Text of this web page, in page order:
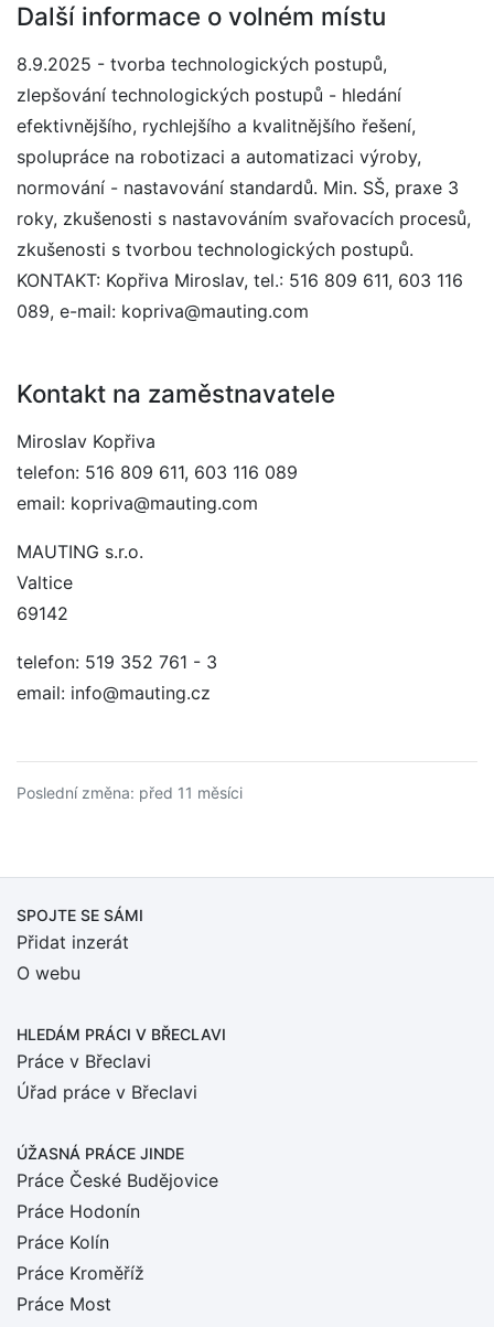
Další informace o volném místu
8.9.2025 - tvorba technologických postupů,
zlepšování technologických postupů - hledání
efektivnějšího, rychlejšího a kvalitnějšího řešení,
spolupráce na robotizaci a automatizaci výroby,
normování - nastavování standardů. Min. SŠ, praxe 3
roky, zkušenosti s nastavováním svařovacích procesů,
zkušenosti s tvorbou technologických postupů.
KONTAKT: Kopřiva Miroslav, tel.: 516 809 611, 603 116
089, e-mail: kopriva@mauting.com
Kontakt na zaměstnavatele
Miroslav Kopřiva
telefon: 516 809 611, 603 116 089
email: kopriva@mauting.com
MAUTING s.r.o.
Valtice
69142
telefon: 519 352 761 - 3
email: info@mauting.cz
Poslední změna: před 11 měsíci
SPOJTE SE SÁMI
Přidat inzerát
O webu
HLEDÁM PRÁCI V BŘECLAVI
Práce v Břeclavi
Úřad práce v Břeclavi
ÚŽASNÁ PRÁCE JINDE
Práce České Budějovice
Práce Hodonín
Práce Kolín
Práce Kroměříž
Práce Most